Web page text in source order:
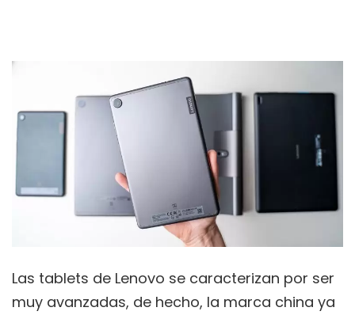
Las tablets de Lenovo se caracterizan por ser
muy avanzadas, de hecho, la marca china ya